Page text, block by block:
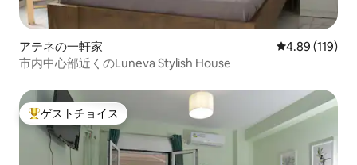
アテネの一軒家 レビュー119
4.89 (119)
市内中心部近くのLuneva Stylish House
大好評のゲストチョイスです。
ゲストチョイス